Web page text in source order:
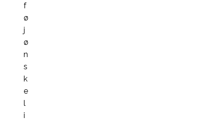
f
ø
j
ø
n
s
k
e
l
i